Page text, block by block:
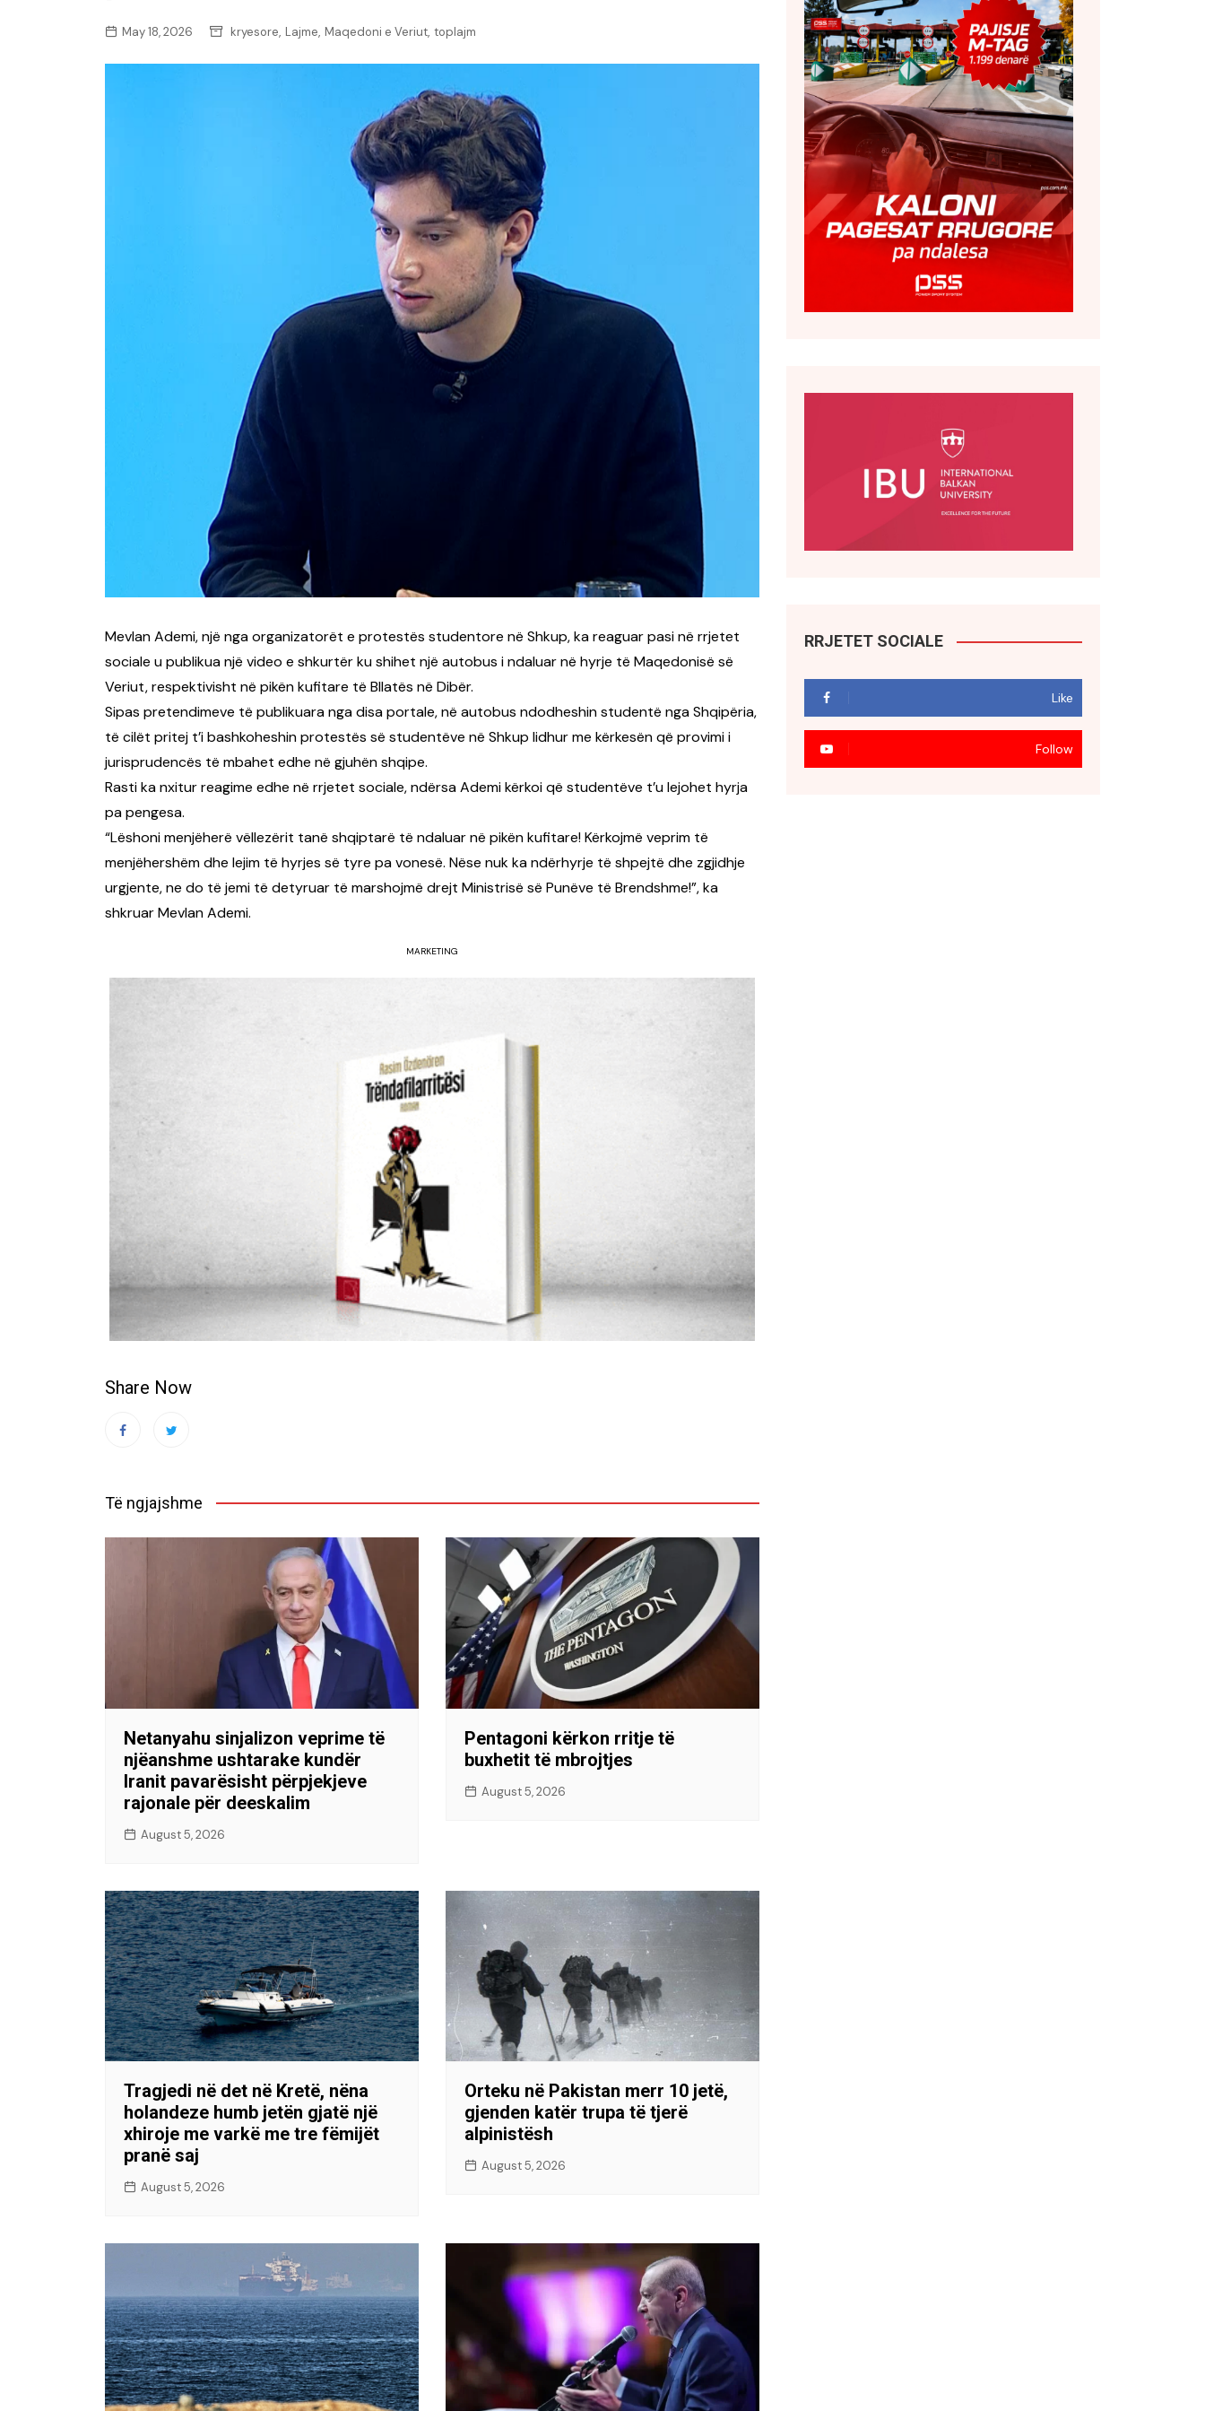
RETRO JAVORE
May 18, 2026 kryesore, Lajme, Maqedoni e Veriut, toplajm
Mevlan Ademi, një nga organizatorët e protestës studentore në Shkup, ka reaguar pasi në rrjetet
sociale u publikua një video e shkurtër ku shihet një autobus i ndaluar në hyrje të Maqedonisë së
Veriut, respektivisht në pikën kufitare të Bllatës në Dibër.
Sipas pretendimeve të publikuara nga disa portale, në autobus ndodheshin studentë nga Shqipëria,
të cilët pritej t’i bashkoheshin protestës së studentëve në Shkup lidhur me kërkesën që provimi i
jurisprudencës të mbahet edhe në gjuhën shqipe.
Rasti ka nxitur reagime edhe në rrjetet sociale, ndërsa Ademi kërkoi që studentëve t’u lejohet hyrja
pa pengesa.
“Lëshoni menjëherë vëllezërit tanë shqiptarë të ndaluar në pikën kufitare! Kërkojmë veprim të
menjëhershëm dhe lejim të hyrjes së tyre pa vonesë. Nëse nuk ka ndërhyrje të shpejtë dhe zgjidhje
urgjente, ne do të jemi të detyruar të marshojmë drejt Ministrisë së Punëve të Brendshme!”, ka
shkruar Mevlan Ademi.
MARKETING
Share Now
Të ngjajshme
Netanyahu sinjalizon veprime të
njëanshme ushtarake kundër
Iranit pavarësisht përpjekjeve
rajonale për deeskalim
August 5, 2026
Pentagoni kërkon rritje të
buxhetit të mbrojtjes
August 5, 2026
Tragjedi në det në Kretë, nëna
holandeze humb jetën gjatë një
xhiroje me varkë me tre fëmijët
pranë saj
August 5, 2026
Orteku në Pakistan merr 10 jetë,
gjenden katër trupa të tjerë
alpinistësh
August 5, 2026
RRJETET SOCIALE
Like
Follow